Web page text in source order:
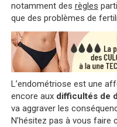
notamment des règles
que des problèmes de
L’endométriose est une
encore aux difficultés de
va aggraver les
N’hésitez pas à vous faire